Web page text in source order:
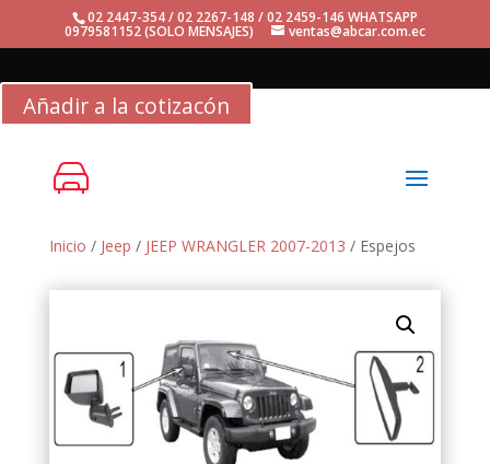
02 2447-354 / 02 2267-148 / 02 2459-146 WHATSAPP
0979581152 (SOLO MENSAJES) ventas@abcar.com.ec
Añadir a la cotizacón
Inicio / Jeep / JEEP WRANGLER 2007-2013 / Espejos